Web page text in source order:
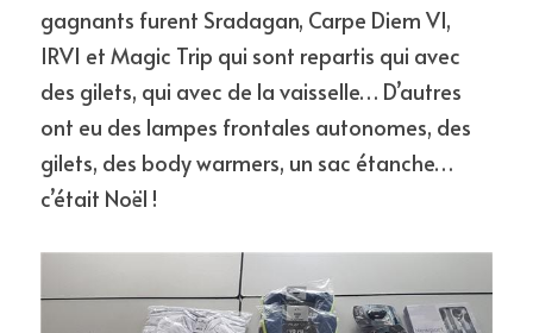
gagnants furent Sradagan, Carpe Diem VI,
IRVI et Magic Trip qui sont repartis qui avec
des gilets, qui avec de la vaisselle… D’autres
ont eu des lampes frontales autonomes, des
gilets, des body warmers, un sac étanche…
c’était Noël !